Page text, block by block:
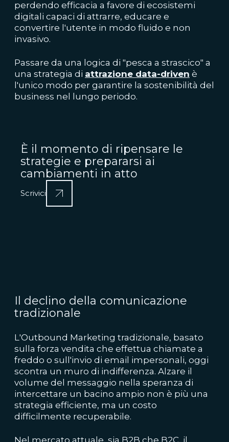
perdendo efficacia a favore di ecosistemi
digitali capaci di attrarre, educare e
convertire l'utente in modo fluido e non
invasivo.
Passare da una logica di "pesca a strascico" a
una strategia di attrazione data-driven è
l'unico modo per garantire la sostenibilità del
business nel lungo periodo.
È il momento di ripensare le
strategie e prepararsi ai
cambiamenti in atto
Scrivici
Il declino della comunicazione
tradizionale
L'Outbound Marketing tradizionale, basato
sulla forza vendita che effettua chiamate a
freddo o sull'invio di email impersonali, oggi
scontra un muro di indifferenza. Alzare il
volume del messaggio nella speranza di
intercettare un bacino ampio non è più una
strategia efficiente, ma un costo
difficilmente recuperabile.